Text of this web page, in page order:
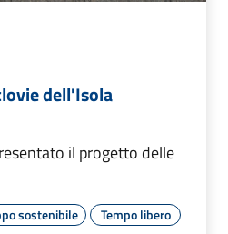
dell'Isola
il progetto delle
sostenibile
Tempo libero